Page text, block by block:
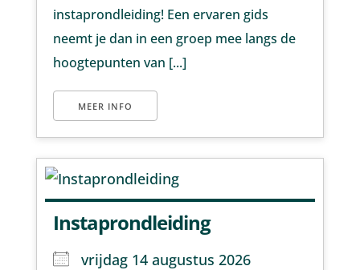
instaprondleiding! Een ervaren gids
neemt je dan in een groep mee langs de
hoogtepunten van [...]
MEER INFO
Instaprondleiding
vrijdag 14 augustus 2026